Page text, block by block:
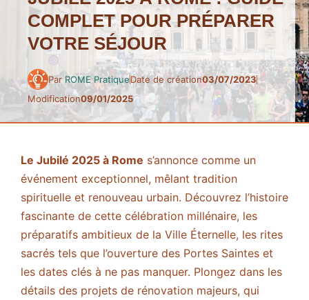
COMPLET POUR PRÉPARER
VOTRE SÉJOUR
ParROME PratiqueDate de création03/07/2023
Modification09/01/2025
Le Jubilé 2025 à Rome s’annonce comme un
événement exceptionnel, mêlant tradition
spirituelle et renouveau urbain. Découvrez l’histoire
fascinante de cette célébration millénaire, les
préparatifs ambitieux de la Ville Éternelle, les rites
sacrés tels que l’ouverture des Portes Saintes et
les dates clés à ne pas manquer. Plongez dans les
détails des projets de rénovation majeurs, qui